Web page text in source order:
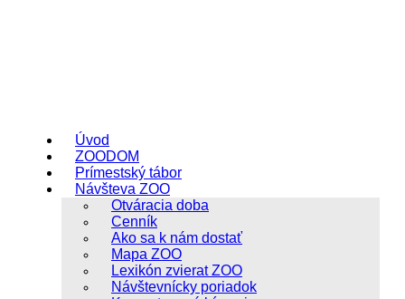
Úvod
ZOODOM
Prímestský tábor
Návšteva ZOO
Otváracia doba
Cenník
Ako sa k nám dostať
Mapa ZOO
Lexikón zvierat ZOO
Návštevnícky poriadok